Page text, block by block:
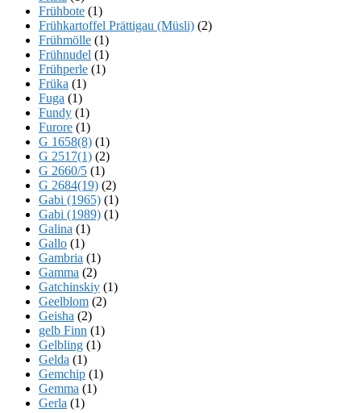
Frühbote (1)
Frühkartoffel Prättigau (Müsli) (2)
Frühmölle (1)
Frühnudel (1)
Frühperle (1)
Früka (1)
Fuga (1)
Fundy (1)
Furore (1)
G 1658(8) (1)
G 2517(1) (2)
G 2660/5 (1)
G 2684(19) (2)
Gabi (1965) (1)
Gabi (1989) (1)
Galina (1)
Gallo (1)
Gambria (1)
Gamma (2)
Gatchinskiy (1)
Geelblom (2)
Geisha (2)
gelb Finn (1)
Gelbling (1)
Gelda (1)
Gemchip (1)
Gemma (1)
Gerla (1)